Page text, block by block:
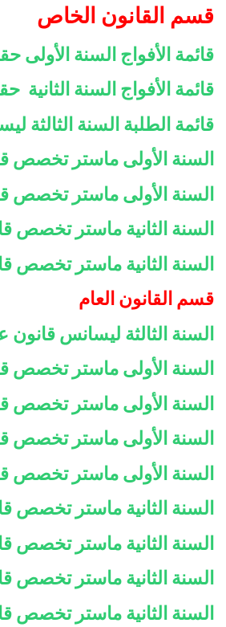
قسم القانون الخاص
قائمة الأفواج السنة
قائمة الأفواج السنة الثانية
قائمة الطلبة السنة الثالثة
السنة الأولى ماستر تخصص
السنة الأولى ماستر تخصص
السنة الثانية ماستر تخصص
السنة الثانية ماستر تخصص
قسم القانون العام
السنة الثالثة ليسانس قانون
السنة الأولى ماستر تخصص
السنة الأولى ماستر تخصص
السنة الأولى ماستر تخصص
السنة الأولى ماستر تخصص
السنة الثانية ماستر تخصص
السنة الثانية ماستر تخصص
السنة الثانية ماستر تخصص
السنة الثانية ماستر تخصص